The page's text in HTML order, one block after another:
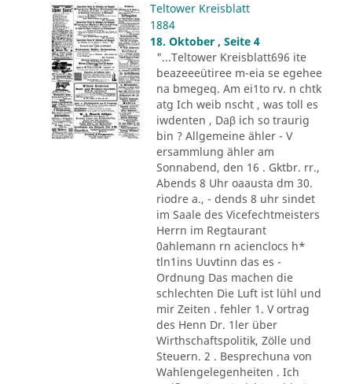
Teltower Kreisblatt
1884
18. Oktober , Seite 4
"...Teltower Kreisblatt696 ite
beazeeeütiree m-eia se egehee
na bmegeq. Am ei1to rv. n chtk
atg Ich weib nscht , was toll es
iwdenten , Daβ ich so traurig
bin ? Allgemeine ähler - V
ersammlung ähler am
Sonnabend, den 16 . Gktbr. rr.,
Abends 8 Uhr oaausta dm 30.
riodre a., - dends 8 uhr sindet
im Saale des Vicefechtmeisters
Herrn im Regtaurant
0ahlemann rn acienclocs h*
tln1ins Uuvtinn das es -
Ordnung Das machen die
schlechten Die Luft ist lühl und
mir Zeiten . fehler 1. V ortrag
des Henn Dr. 1ler über
Wirthschaftspolitik, Zölle und
Steuern. 2 . Besprechuna von
Wahlengelegenheiten . Ich